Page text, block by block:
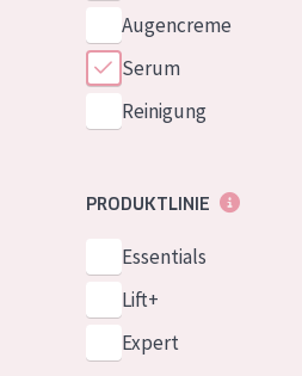
Augencreme
Serum
Reinigung
PRODUKTLINIE
Essentials
Lift+
Expert